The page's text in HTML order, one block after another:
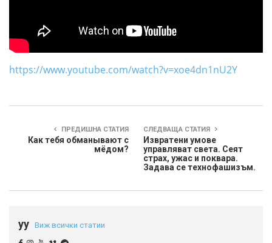
https://www.youtube.com/watch?v=xoe4dn1nU2Y
ПРЕДИШНА СТАТИЯ
Как тебя обманывают с
мёдом?
СЛЕДВАЩА СТАТИЯ
Извратени умове
управляват света. Сеят
страх, ужас и поквара.
Задава се технофашизъм.
yy Виж всички статии